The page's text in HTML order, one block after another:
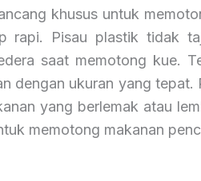
khusus untuk
rapi. Pisau plastik tidak
saat memotong kue.
dengan ukuran yang
yang berlemak atau
memotong makanan